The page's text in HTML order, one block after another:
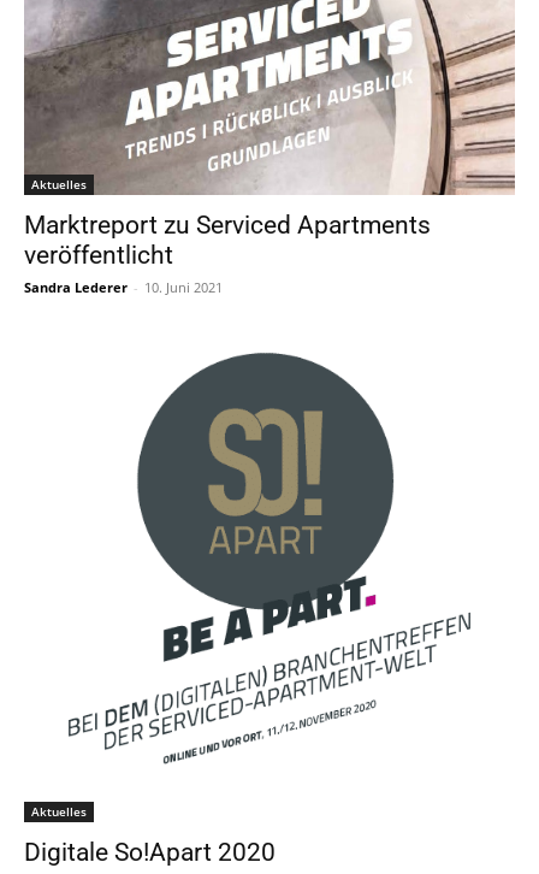
Aktuelles
Marktreport zu Serviced Apartments
veröffentlicht
Sandra Lederer - 10. Juni 2021
Aktuelles
Digitale So!Apart 2020